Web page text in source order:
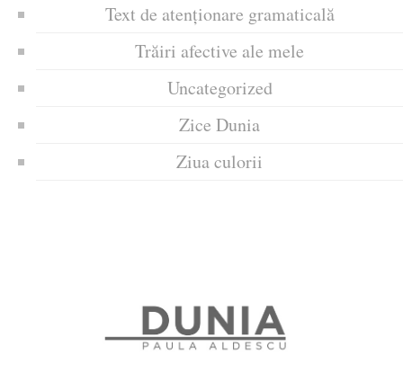
Text de atenționare gramaticală
Trăiri afective ale mele
Uncategorized
Zice Dunia
Ziua culorii